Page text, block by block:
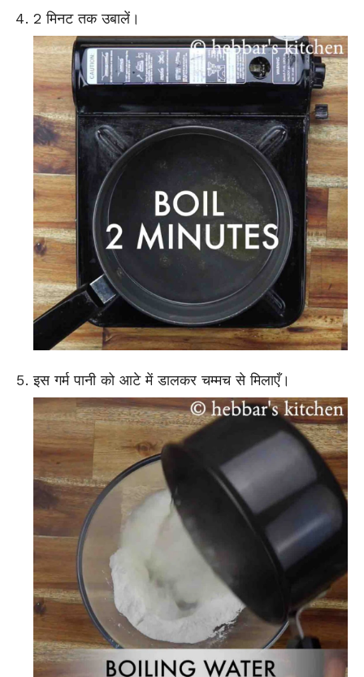
2 मिनट तक उबालें।
इस गर्म पानी को आटे में डालकर चम्मच से मिलाएँ।